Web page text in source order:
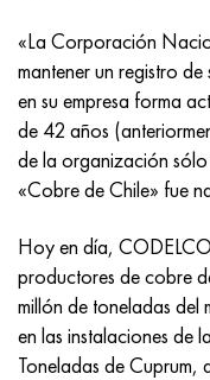
«La Corporación
mantener un registro
en su empresa forma
de 42 años
de la organización
«Cobre de Chile» fue
Hoy en día,
productores de cobre
millón de toneladas
en las instalaciones de
Toneladas de
Cobalto 6B
maraging 250
René 41
Maraging 350
MP35N
49K2F, 49K2FA-VI
Aleación 50N
Aleación 50NP
Aleación 52N
52K12F
XN65VM
KhN65VMTYu
KhN67MVTYu
KhN68VMTYUK-vd
KhN70VMTYu
PT-7M
2B
SPT-2 sv
3M
TL3
PH 13-8 meses -
1.4542 - 17-4Ph®
Custom 455® -
1.4548 - 17-4Ph®
1.4550 - AISI 347
12Х18Н9Т
13X11N2V2MF
15x11mf
15Х12Н2MVFAB
15X16K5N2MVFAB
bronce de silicio
C65500, CuAl11Fe3
C65620,
Bronce estaño-plomo
c92200,
12X2H4A, 15NiCr13,
AC14, 11SMnPb30
20G, 20mn5
20HM, 24CrMo5,
25KhGM, 20CrMo5,
9М4К8,1.3207
R12F3, 1.3318, sw12
P18, 1,3355, hs18-0-
10,1.1645, C105W1
11G12, 110G13L,